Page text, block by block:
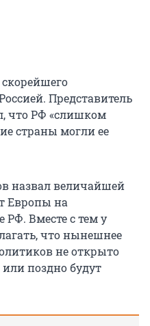
скорейшего
Представитель
что РФ «слишком
страны могли ее
назвал величайшей
Европы на
РФ. Вместе с тем у
что нынешнее
не открыто
или поздно будут